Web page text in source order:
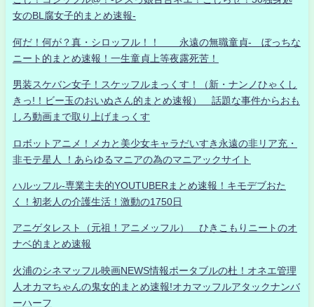
女のBL腐女子的まとめ速報-
何だ！何が？真・シロッフル！！ 永遠の無職童貞- ぼっちな
ニート的まとめ速報！一生童貞上等夜露死苦！
男装スケバン女子！スケッフルまっくす！（新・ナンノひゃくし
きっ!！ビー玉のおいぬさん的まとめ速報） 話題な事件からおも
しろ動画まで取り上げまっくす
ロボットアニメ！メカと美少女キャラだいすき永遠の非リア充・
非モテ星人 ！あらゆるマニアの為のマニアックサイト
ハルッフル-専業主夫的YOUTUBERまとめ速報！キモデブおた
く！初老人の介護生活！激動の1750日
アニゲタレスト（元祖！アニメッフル） ひきこもりニートのオ
ナベ的まとめ速報
火浦のシネマッフル映画NEWS情報ポータブルの杜！オネエ管理
人オカマちゃんの鬼女的まとめ速報!オカマッフルアタックナンバ
ーハーフ